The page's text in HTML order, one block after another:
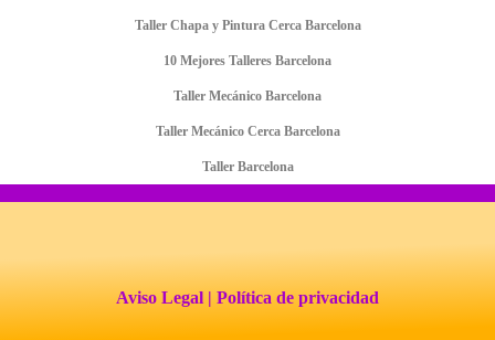
Taller Chapa y Pintura Cerca Barcelona
10 Mejores Talleres Barcelona
Taller Mecánico Barcelona
Taller Mecánico Cerca Barcelona
Taller Barcelona
Aviso Legal | Política de privacidad